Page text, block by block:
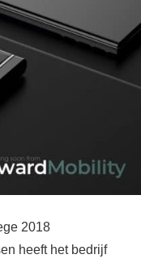
2018
heeft het bedrijf